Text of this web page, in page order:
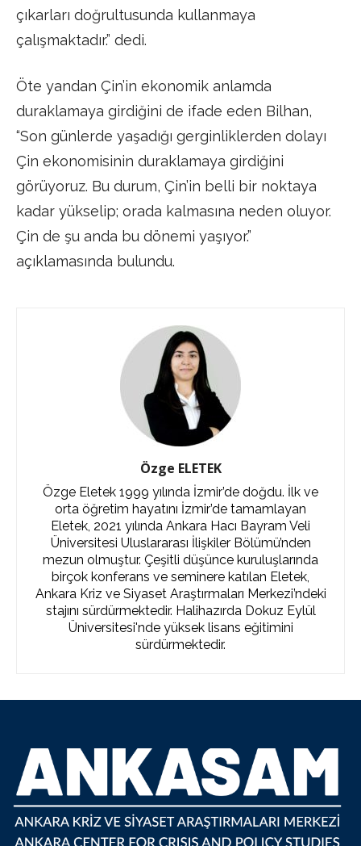
çıkarları doğrultusunda kullanmaya
çalışmaktadır.” dedi.
Öte yandan Çin’in ekonomik anlamda
duraklamaya girdiğini de ifade eden Bilhan,
“Son günlerde yaşadığı gerginliklerden dolayı
Çin ekonomisinin duraklamaya girdiğini
görüyoruz. Bu durum, Çin’in belli bir noktaya
kadar yükselip; orada kalmasına neden oluyor.
Çin de şu anda bu dönemi yaşıyor.”
açıklamasında bulundu.
Özge ELETEK
Özge Eletek 1999 yılında İzmir’de doğdu. İlk ve
orta öğretim hayatını İzmir’de tamamlayan
Eletek, 2021 yılında Ankara Hacı Bayram Veli
Üniversitesi Uluslararası İlişkiler Bölümü’nden
mezun olmuştur. Çeşitli düşünce kuruluşlarında
birçok konferans ve seminere katılan Eletek,
Ankara Kriz ve Siyaset Araştırmaları Merkezi’ndeki
stajını sürdürmektedir. Halihazırda Dokuz Eylül
Üniversitesi'nde yüksek lisans eğitimini
sürdürmektedir.